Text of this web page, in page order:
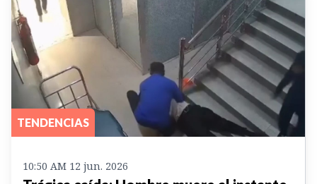
TENDENCIAS
10:50 AM 12 jun. 2026